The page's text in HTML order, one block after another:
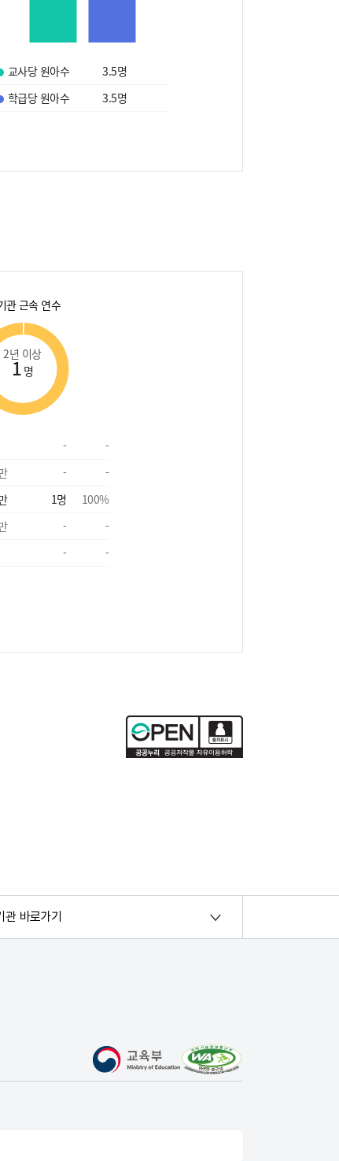
교사당 원아수 3.5명
학급당 원아수
3.5명
관 근속 연수
2년 이상
1 명
-
-
-
-
1명 100%
-
-
- -
관 바로가기